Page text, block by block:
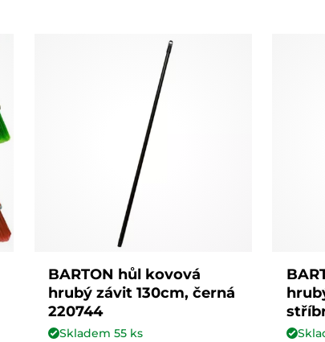
BARTON hůl kovová
hrubý závit 130cm, černá
220744
Skladem55 ks